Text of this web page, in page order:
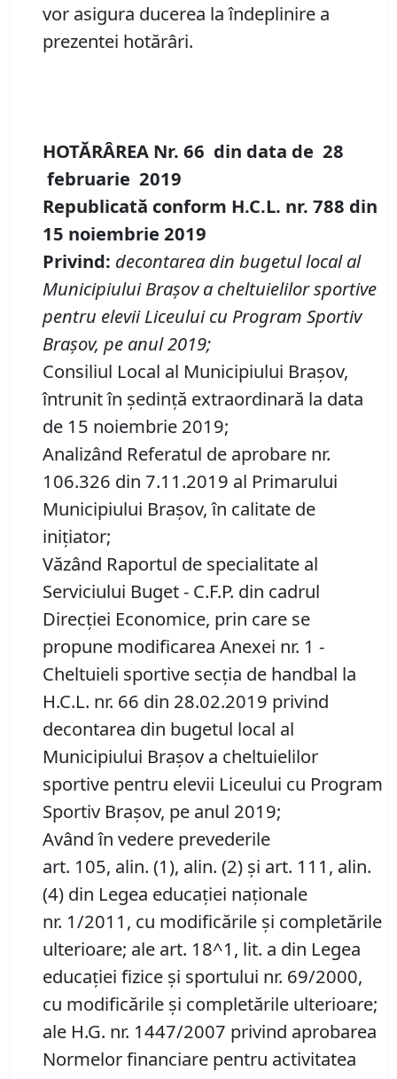
vor asigura ducerea la îndeplinire a
prezentei hotărâri.
HOTĂRÂREA Nr. 66 din data de 28
februarie 2019
Republicată conform H.C.L. nr. 788 din
15 noiembrie 2019
Privind: decontarea din bugetul local al
Municipiului Braşov a cheltuielilor sportive
pentru elevii Liceului cu Program Sportiv
Braşov, pe anul 2019;
Consiliul Local al Municipiului Brașov,
întrunit în ședință extraordinară la data
de 15 noiembrie 2019;
Analizând Referatul de aprobare nr.
106.326 din 7.11.2019 al Primarului
Municipiului Braşov, în calitate de
inițiator;
Văzând Raportul de specialitate al
Serviciului Buget - C.F.P. din cadrul
Direcţiei Economice, prin care se
propune modificarea Anexei nr. 1 -
Cheltuieli sportive secția de handbal la
H.C.L. nr. 66 din 28.02.2019 privind
decontarea din bugetul local al
Municipiului Braşov a cheltuielilor
sportive pentru elevii Liceului cu Program
Sportiv Braşov, pe anul 2019;
Având în vedere prevederile
art. 105, alin. (1), alin. (2) şi art. 111, alin.
(4) din Legea educaţiei naţionale
nr. 1/2011, cu modificările şi completările
ulterioare; ale art. 18^1, lit. a din Legea
educaţiei fizice şi sportului nr. 69/2000,
cu modificările şi completările ulterioare;
ale H.G. nr. 1447/2007 privind aprobarea
Normelor financiare pentru activitatea